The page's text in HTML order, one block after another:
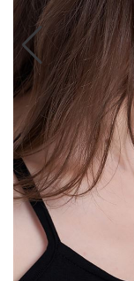
連身系列
百搭配件
穿搭美學
關於MOMA
網站須知與政策